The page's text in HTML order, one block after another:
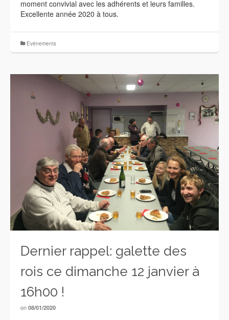
moment convivial avec les adhérents et leurs familles.
Excellente année 2020 à tous.
Evénements
Dernier rappel: galette des
rois ce dimanche 12 janvier à
16h00 !
on 08/01/2020